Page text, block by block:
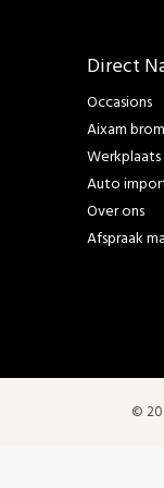
Direct
Occasions
Aixam
Werkplaats
Auto
Over ons
Afspraak
©